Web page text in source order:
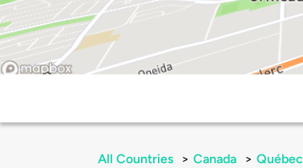
All Countries > Canada > Québec